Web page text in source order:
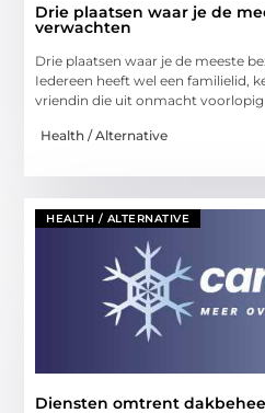
Drie plaatsen waar je de
verwachten
Drie plaatsen waar je de meeste
Iedereen heeft wel een familielid,
vriendin die uit onmacht voorlopig
Health / Alternative
HEALTH / ALTERNATIVE
Diensten omtrent